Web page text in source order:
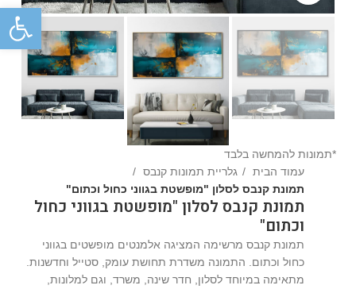
*תמונות להמחשה בלבד
עמוד הבית
גלריית תמונות קנבס
תמונת קנבס לסלון "מופשטת בגווני כחול וכתום"
תמונת קנבס לסלון "מופשטת בגווני כחול
וכתום"
תמונת קנבס מרשימה המציגה אלמנטים מופשטים בגווני
כחול וכתום. התמונה משדרת תחושת עומק, סטייל וחדשנות.
מתאימה במיוחד לסלון, חדר שינה, משרד, וגם למלונות,